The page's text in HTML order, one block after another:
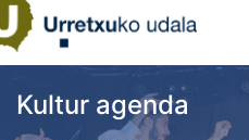
Kultur agenda